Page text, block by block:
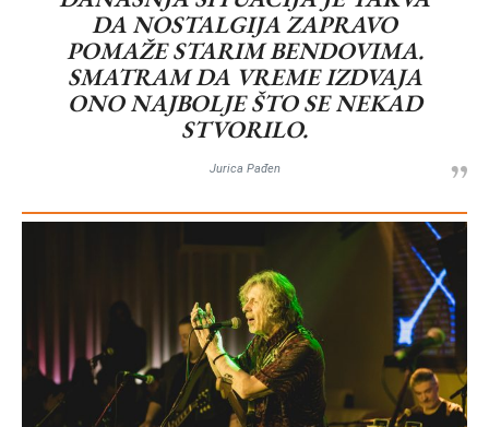
DA NOSTALGIJA ZAPRAVO
POMAŽE STARIM BENDOVIMA.
SMATRAM DA VREME IZDVAJA
ONO NAJBOLJE ŠTO SE NEKAD
STVORILO.
Jurica Pađen